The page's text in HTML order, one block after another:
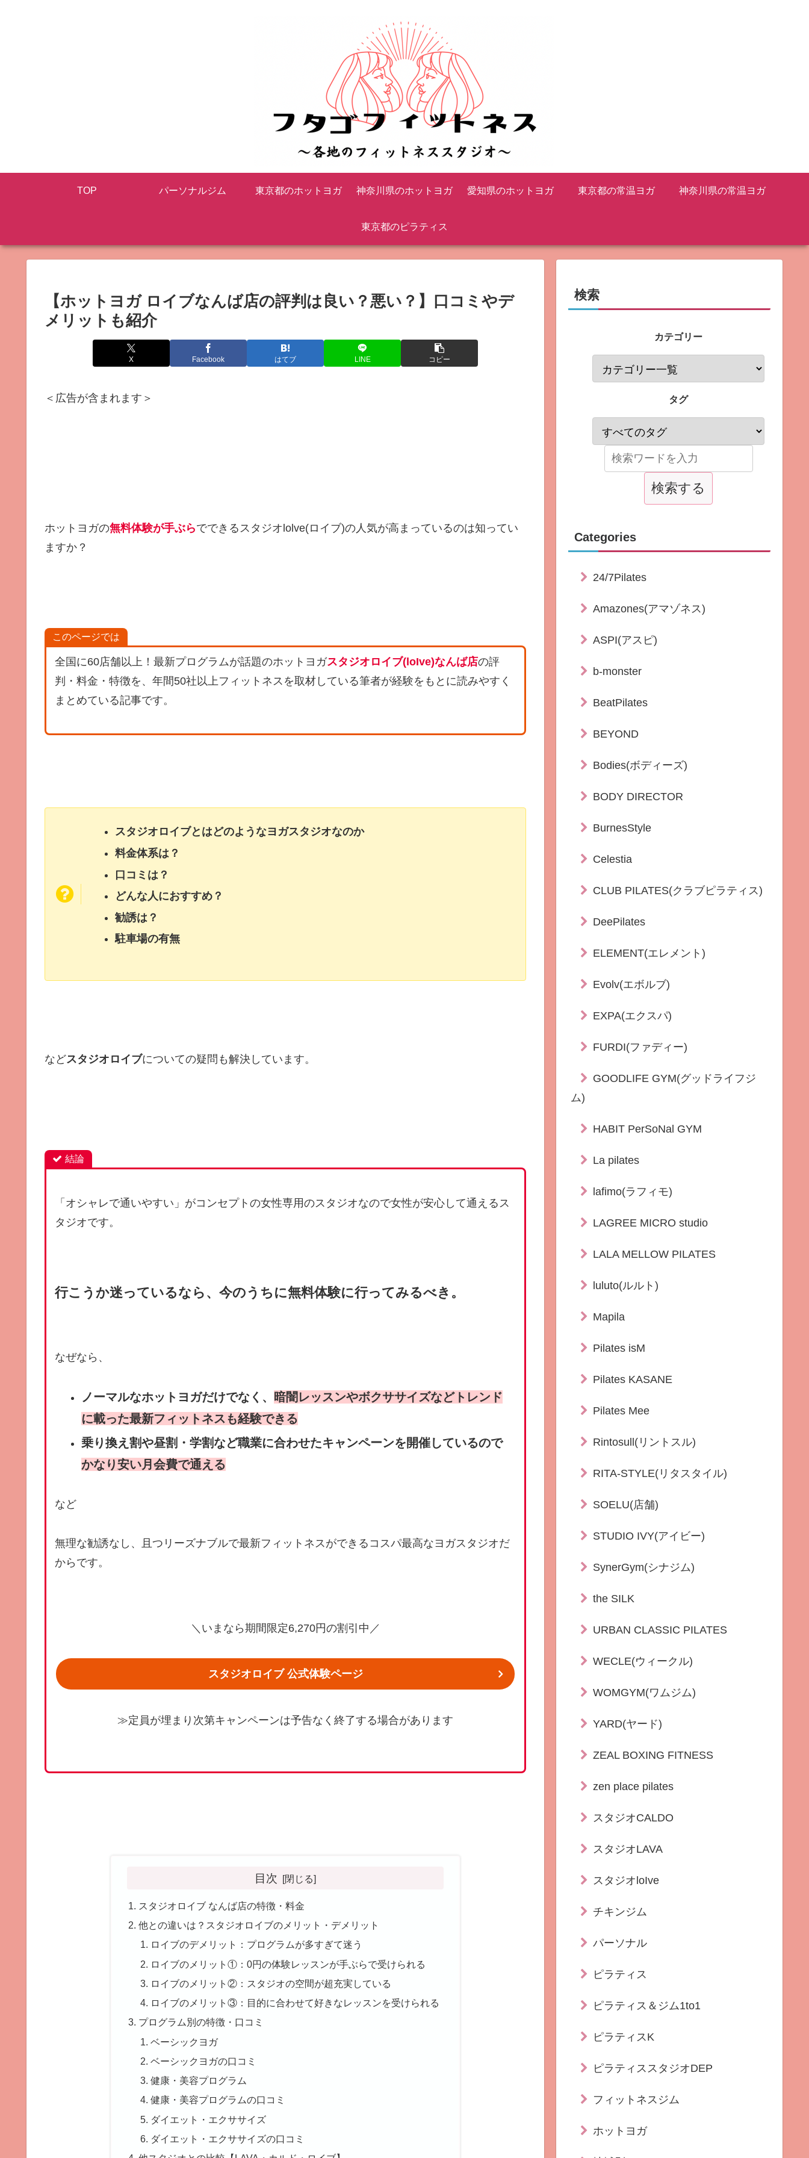
TOP パーソナルジム 東京都のホットヨガ 神奈川県のホットヨガ 愛知県のホットヨガ 東京都の常温ヨガ 神奈川県の常温ヨガ
東京都のピラティス
【ホットヨガ ロイブなんば店の評判は良い？悪い？】口コミやデ
メリットも紹介
X Facebook はてブ LINE コピー
＜広告が含まれます＞
ホットヨガの無料体験が手ぶらでできるスタジオlolve(ロイブ)の人気が高まっているのは知ってい
ますか？
このページでは
全国に60店舗以上！最新プログラムが話題のホットヨガスタジオロイブ(loIve)なんば店の評
判・料金・特徴を、年間50社以上フィットネスを取材している筆者が経験をもとに読みやすく
まとめている記事です。
スタジオロイブとはどのようなヨガスタジオなのか
料金体系は？
口コミは？
どんな人におすすめ？
勧誘は？
駐車場の有無
などスタジオロイブについての疑問も解決しています。
結論
「オシャレで通いやすい」がコンセプトの女性専用のスタジオなので女性が安心して通えるス
タジオです。
行こうか迷っているなら、今のうちに無料体験に行ってみるべき。
なぜなら、
ノーマルなホットヨガだけでなく、
暗闇レッスンやボクササイズなどトレンド
に載った最新フィットネスも経験できる
乗り換え割や昼割・学割など職業に合わせたキャンペーンを開催しているので
かなり安い月会費で通える
など
無理な勧誘なし、且つリーズナブルで最新フィットネスができるコスパ最高なヨガスタジオだ
からです。
＼いまなら期間限定6,270円の割引中／
スタジオロイブ 公式体験ページ
≫定員が埋まり次第キャンペーンは予告なく終了する場合があります
目次
スタジオロイブ なんば店の特徴・料金
他との違いは？スタジオロイブのメリット・デメリット
ロイブのデメリット：プログラムが多すぎて迷う
ロイブのメリット①：0円の体験レッスンが手ぶらで受けられる
ロイブのメリット②：スタジオの空間が超充実している
ロイブのメリット③：目的に合わせて好きなレッスンを受けられる
プログラム別の特徴・口コミ
ベーシックヨガ
ベーシックヨガの口コミ
健康・美容プログラム
健康・美容プログラムの口コミ
ダイエット・エクササイズ
ダイエット・エクササイズの口コミ
検索
カテゴリー
タグ
Categories
24/7Pilates
Amazones(アマゾネス)
ASPI(アスピ)
b-monster
BeatPilates
BEYOND
Bodies(ボディーズ)
BODY DIRECTOR
BurnesStyle
Celestia
CLUB PILATES(クラブピラティス)
DeePilates
ELEMENT(エレメント)
Evolv(エボルブ)
EXPA(エクスパ)
FURDI(ファディー)
GOODLIFE GYM(グッドライフジ
ム)
HABIT PerSoNal GYM
La pilates
lafimo(ラフィモ)
LAGREE MICRO studio
LALA MELLOW PILATES
luluto(ルルト)
Mapila
Pilates isM
Pilates KASANE
Pilates Mee
Rintosull(リントスル)
RITA-STYLE(リタスタイル)
SOELU(店舗)
STUDIO IVY(アイビー)
SynerGym(シナジム)
the SILK
URBAN CLASSIC PILATES
WECLE(ウィークル)
WOMGYM(ワムジム)
YARD(ヤード)
ZEAL BOXING FITNESS
zen place pilates
スタジオCALDO
スタジオLAVA
スタジオloIve
チキンジム
パーソナル
ピラティス
ピラティス＆ジム1to1
ピラティスK
ピラティススタジオDEP
フィットネスジム
ホットヨガ